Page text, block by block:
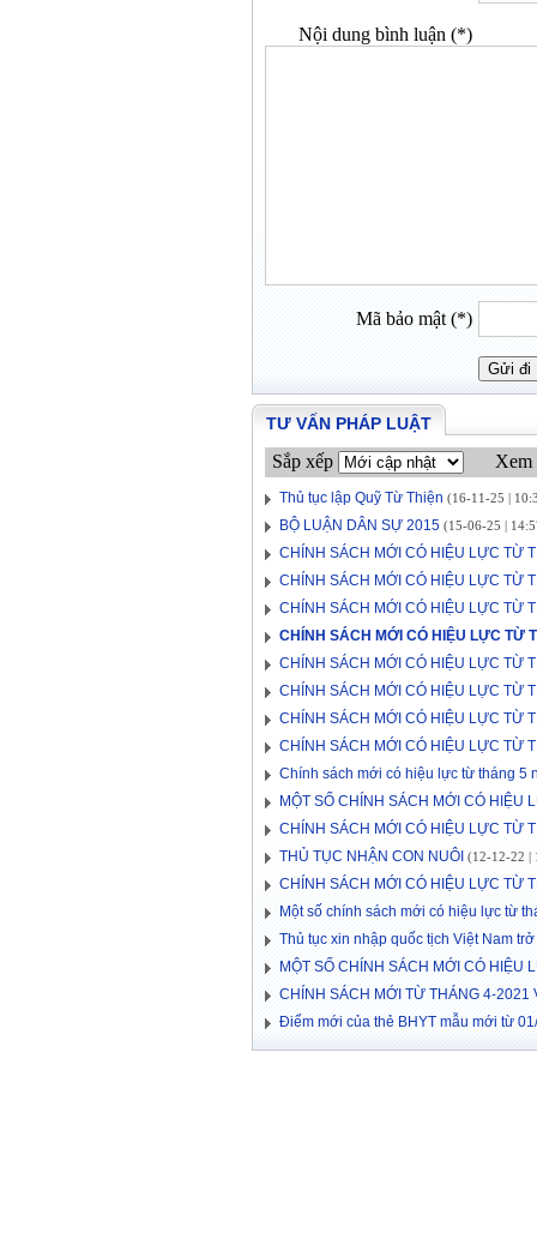
Nội dung bình luận (*)
Mã bảo mật (*)
TƯ VẤN PHÁP LUẬT
Sắp xếp Xem
Thủ tục lập Quỹ Từ Thiện (16-11-25 |
BỘ LUẬN DÂN SỰ 2015 (15-06-25 |
CHÍNH SÁCH MỚI CÓ HIỆU LỰC TỪ
CHÍNH SÁCH MỚI CÓ HIỆU LỰC TỪ
CHÍNH SÁCH MỚI CÓ HIỆU LỰC TỪ
CHÍNH SÁCH MỚI CÓ HIỆU LỰC TỪ
CHÍNH SÁCH MỚI CÓ HIỆU LỰC TỪ
CHÍNH SÁCH MỚI CÓ HIỆU LỰC TỪ
CHÍNH SÁCH MỚI CÓ HIỆU LỰC TỪ
CHÍNH SÁCH MỚI CÓ HIỆU LỰC TỪ
Chính sách mới có hiệu lực từ tháng 5
MỘT SỐ CHÍNH SÁCH MỚI CÓ HIỆU
CHÍNH SÁCH MỚI CÓ HIỆU LỰC TỪ
THỦ TỤC NHẬN CON NUÔI (12-12-22 |
CHÍNH SÁCH MỚI CÓ HIỆU LỰC TỪ
Một số chính sách mới có hiệu lực từ
Thủ tục xin nhập quốc tịch Việt Nam
MỘT SỐ CHÍNH SÁCH MỚI CÓ HIỆU
CHÍNH SÁCH MỚI TỪ THÁNG 4-2021
Điểm mới của thẻ BHYT mẫu mới từ